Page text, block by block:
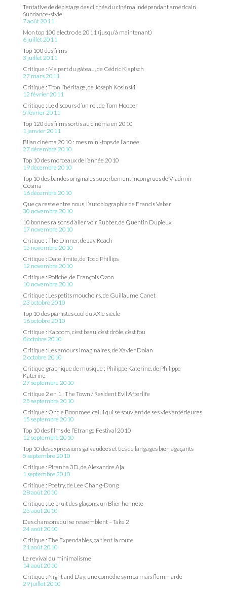
Tentative de dépistage des clichés du cinéma indépendant américain
Sundance-style
7 août 2011
Mon top 100 electro de 2011 (jusqu’à maintenant)
6 juillet 2011
Top 100 des films
3 juillet 2011
Critique : Ma part du gâteau, de Cédric Klapisch
27 mars 2011
Critique : Tron l’héritage, de Joseph Kosinski
12 février 2011
Critique : Le discours d’un roi, de Tom Hooper
5 février 2011
Top 120 des films sortis au cinéma en 2010
1 janvier 2011
Bilan cinéma 2010 : mes mini-tops de l’année
27 décembre 2010
Top 10 des morceaux de l’année 2010
19 décembre 2010
Top 10 des bandes originales superbement incongrues de Vladimir
Cosma
16 décembre 2010
Que ça reste entre nous, l’autobiographie de Francis Veber
30 novembre 2010
10 bonnes raisons d’aller voir Rubber, de Quentin Dupieux
17 novembre 2010
Critique : The Dinner, de Jay Roach
15 novembre 2010
Critique : Date limite, de Todd Phillips
12 novembre 2010
Critique : Potiche, de François Ozon
10 novembre 2010
Critique : Les petits mouchoirs, de Guillaume Canet
23 octobre 2010
Top 10 des pianistes cool du XXIe siècle
16 octobre 2010
Critique : Kaboom, c’est beau, c’est drôle, c’est fou
8 octobre 2010
Critique : Les amours imaginaires, de Xavier Dolan
2 octobre 2010
Critique graphique de musique : Philippe Katerine, de Philippe
Katerine
27 septembre 2010
Critique 2 en 1 : The Town / Resident Evil Afterlife
25 septembre 2010
Critique : Oncle Boonmee, celui qui se souvient de ses vies antérieures
15 septembre 2010
Top 10 des films de l’Etrange Festival 2010
12 septembre 2010
Top 10 des expressions galvaudées et tics de langages bien agaçants
5 septembre 2010
Critique : Piranha 3D, de Alexandre Aja
1 septembre 2010
Critique : Poetry, de Lee Chang-Dong
28 août 2010
Critique : Le bruit des glaçons, un Blier honnête
25 août 2010
Des chansons qui se ressemblent – Take 2
24 août 2010
Critique : The Expendables, ça tient la route
21 août 2010
Le revival du minimalisme
14 août 2010
Critique : Night and Day, une comédie sympa mais flemmarde
29 juillet 2010